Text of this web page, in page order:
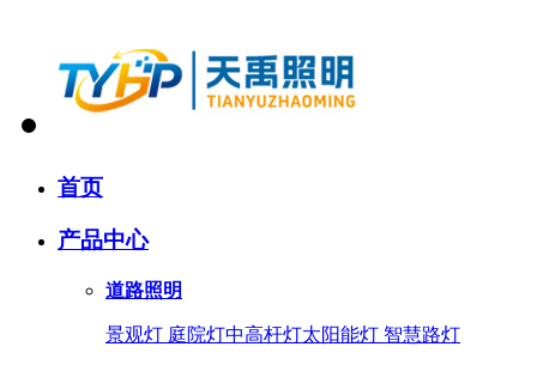
首页
产品中心
道路照明
景观灯 庭院灯中高杆灯太阳能灯 智慧路灯